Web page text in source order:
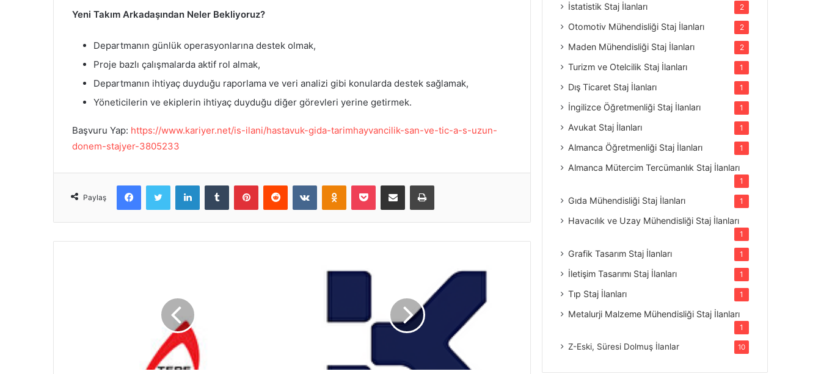
Yeni Takım Arkadaşından Neler Bekliyoruz?
Departmanın günlük operasyonlarına destek olmak,
Proje bazlı çalışmalarda aktif rol almak,
Departmanın ihtiyaç duyduğu raporlama ve veri analizi gibi konularda destek sağlamak,
Yöneticilerin ve ekiplerin ihtiyaç duyduğu diğer görevleri yerine getirmek.
Başvuru Yap: https://www.kariyer.net/is-ilani/hastavuk-gida-tarimhayvancilik-san-ve-tic-a-s-uzun-
donem-stajyer-3805233
Paylaş
İstatistik Staj İlanları 2
Otomotiv Mühendisliği Staj İlanları 2
Maden Mühendisliği Staj İlanları 2
Turizm ve Otelcilik Staj İlanları 1
Dış Ticaret Staj İlanları 1
İngilizce Öğretmenliği Staj İlanları 1
Avukat Staj İlanları 1
Almanca Öğretmenliği Staj İlanları 1
Almanca Mütercim Tercümanlık Staj İlanları
1
Gıda Mühendisliği Staj İlanları 1
Havacılık ve Uzay Mühendisliği Staj İlanları
1
Grafik Tasarım Staj İlanları 1
İletişim Tasarımı Staj İlanları 1
Tıp Staj İlanları 1
Metalurji Malzeme Mühendisliği Staj İlanları
1
Z-Eski, Süresi Dolmuş İlanlar 10